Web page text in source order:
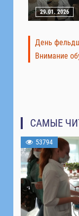
29.01. 2026
День
Внимание
САМЫЕ
53794